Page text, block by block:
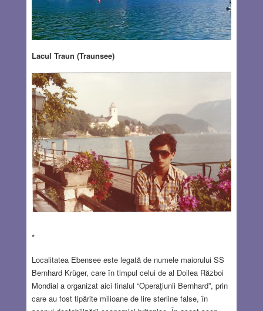
Lacul Traun (Traunsee)
*
Localitatea Ebensee este legată de numele maiorului SS
Bernhard Krüger, care în timpul celui de al Doilea Război
Mondial a organizat aici finalul “Operaţiunii Bernhard”, prin
care au fost tipărite milioane de lire sterline false, în